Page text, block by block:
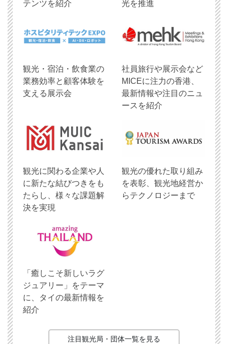
テンツを紹介
光を推進
観光・宿泊・飲食業の
業務効率と顧客体験を
支える展示会
社員旅行や展示会など
MICEに注力の香港、
最新情報や注目のニュ
ースを紹介
観光に関わる企業や人
に新たな結びつきをも
たらし、様々な課題解
決を実現
観光の優れた取り組み
を表彰、観光地経営か
らテクノロジーまで
「癒しこそ新しいラグ
ジュアリー」をテーマ
に、タイの最新情報を
紹介
注目観光局・団体一覧を見る